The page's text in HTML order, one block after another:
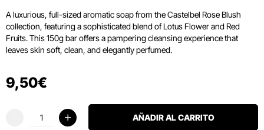
A luxurious, full-sized aromatic soap from the Castelbel Rose Blush
collection, featuring a sophisticated blend of Lotus Flower and Red
Fruits. This 150g bar offers a pampering cleansing experience that
leaves skin soft, clean, and elegantly perfumed.
9,50€
AÑADIR AL CARRITO